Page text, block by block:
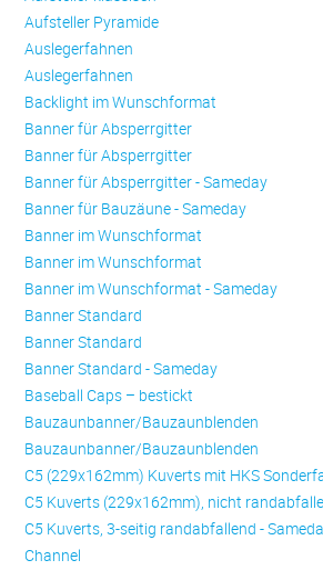
Aufsteller Pyramide
Auslegerfahnen
Auslegerfahnen
Backlight im Wunschformat
Banner für Absperrgitter
Banner für Absperrgitter
Banner für Absperrgitter - Sameday
Banner für Bauzäune - Sameday
Banner im Wunschformat
Banner im Wunschformat
Banner im Wunschformat - Sameday
Banner Standard
Banner Standard
Banner Standard - Sameday
Baseball Caps – bestickt
Bauzaunbanner/Bauzaunblenden
Bauzaunbanner/Bauzaunblenden
C5 (229x162mm) Kuverts mit HKS
C5 Kuverts (229x162mm), nicht
C5 Kuverts, 3-seitig randabfallend -
Channel